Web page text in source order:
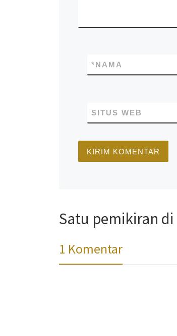
NAMA
*
SITUS WEB
Satu pemikiran
1 Komentar